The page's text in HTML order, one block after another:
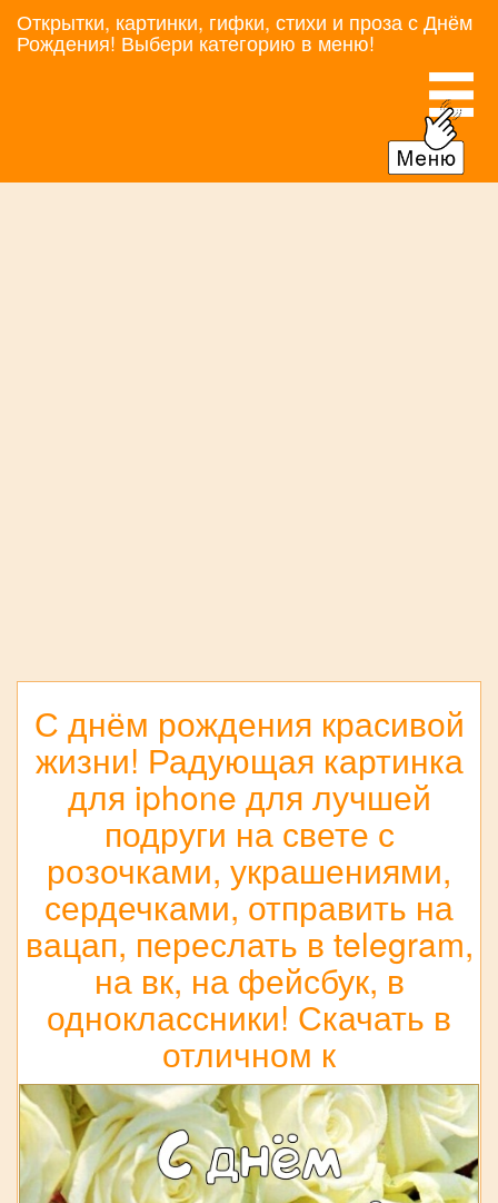
Открытки, картинки, гифки, стихи и проза с Днём
Рождения! Выбери категорию в меню!
С днём рождения красивой
жизни! Радующая картинка
для iphone для лучшей
подруги на свете с
розочками, украшениями,
сердечками, отправить на
вацап, переслать в telegram,
на вк, на фейсбук, в
одноклассники! Скачать в
отличном к